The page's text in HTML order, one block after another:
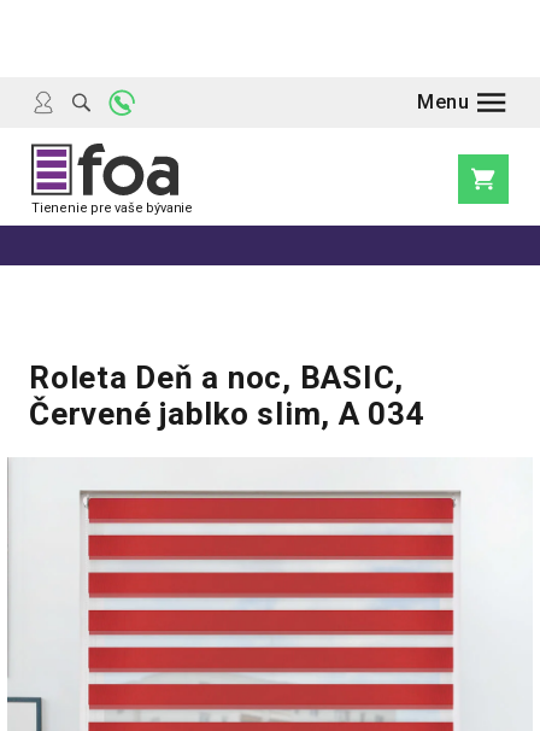
Roleta Deň a noc, BASIC,
Červené jablko slim, A 034